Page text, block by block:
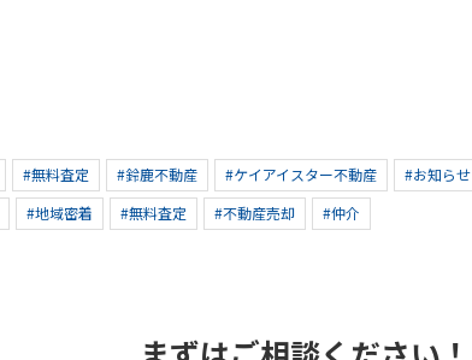
#無料査定 #鈴鹿不動産 #ケイアイスター不動産 #お知らせ
#地域密着 #無料査定 #不動産売却 #仲介